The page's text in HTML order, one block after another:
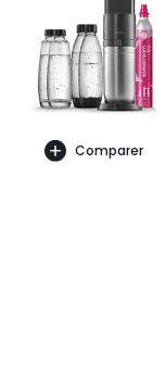
Comparer